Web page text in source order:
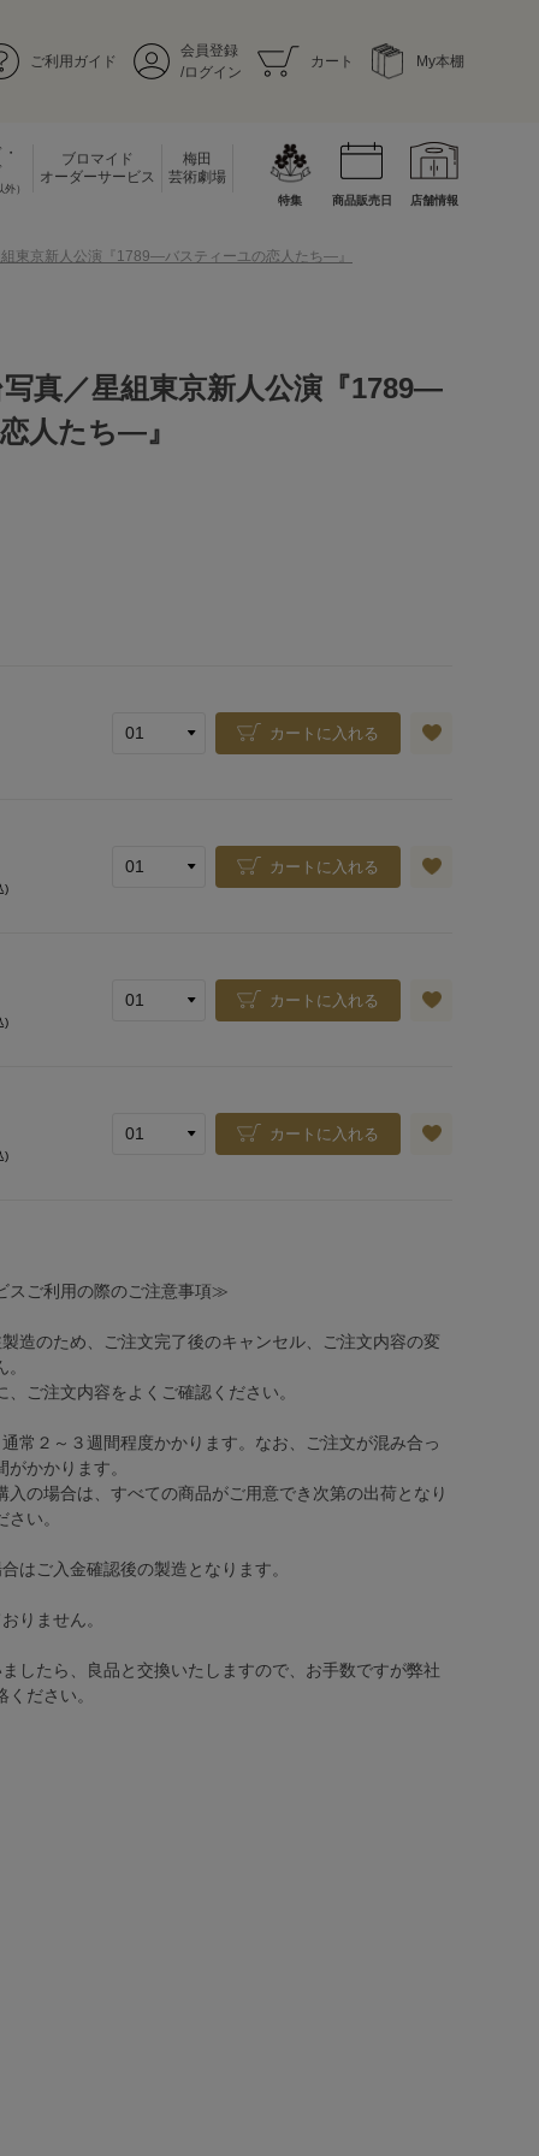
ご利用ガイド
会員登録
/ログイン
カート My本棚
）
ブロマイド
オーダーサービス
梅田
芸術劇場
特集 商品販売日 店舗情報
東京新人公演『1789―バスティーユの恋人たち―』
真／星組東京新人公演『1789―
人たち―』
カートに入れる
)
カートに入れる
)
カートに入れる
)
カートに入れる
スご利用の際のご注意事項≫
造のため、ご注文完了後のキャンセル、ご注文内容の変
ご注文内容をよくご確認ください。
常２～３週間程度かかります。なお、ご注文が混み合っ
かかります。
入の場合は、すべての商品がご用意でき次第の出荷となり
い。
はご入金確認後の製造となります。
りません。
したら、良品と交換いたしますので、お手数ですが弊社
ださい。